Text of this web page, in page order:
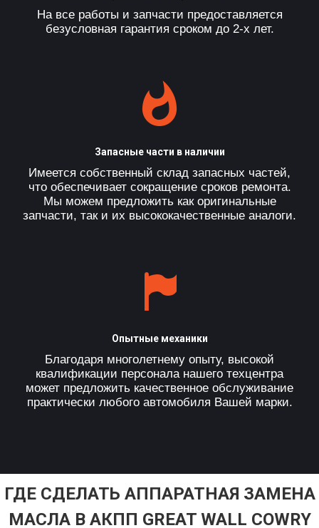
На все работы и запчасти предоставляется
безусловная гарантия сроком до 2-х лет.
Запасные части в наличии
Имеется собственный склад запасных частей,
что обеспечивает сокращение сроков ремонта.
Мы можем предложить как оригинальные
запчасти, так и их высококачественные аналоги.
Опытные механики
Благодаря многолетнему опыту, высокой
квалификации персонала нашего техцентра
может предложить качественное обслуживание
практически любого автомобиля Вашей марки.
ГДЕ СДЕЛАТЬ АППАРАТНАЯ ЗАМЕНА
МАСЛА В АКПП GREAT WALL COWRY